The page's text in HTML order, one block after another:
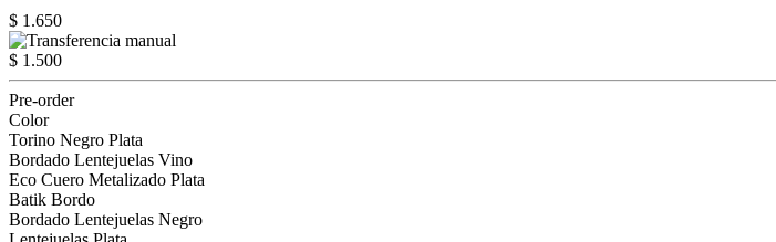
$ 1.650
$ 1.500
Pre-order
Color
Torino Negro Plata
Bordado Lentejuelas Vino
Eco Cuero Metalizado Plata
Batik Bordo
Bordado Lentejuelas Negro